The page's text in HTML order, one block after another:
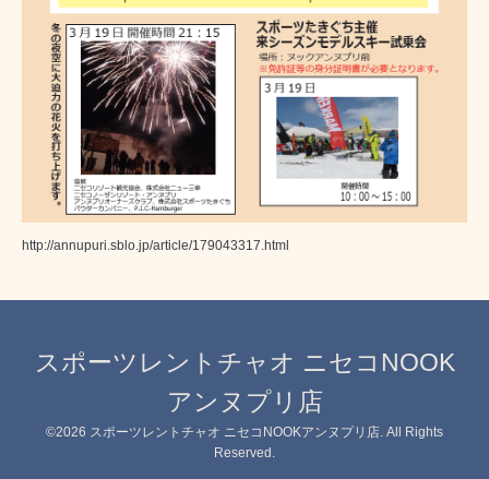
http://annupuri.sblo.jp/article/179043317.html
スポーツレントチャオ ニセコNOOK
アンヌプリ店
©2026 スポーツレントチャオ ニセコNOOKアンヌプリ店 . All Rights
Reserved.